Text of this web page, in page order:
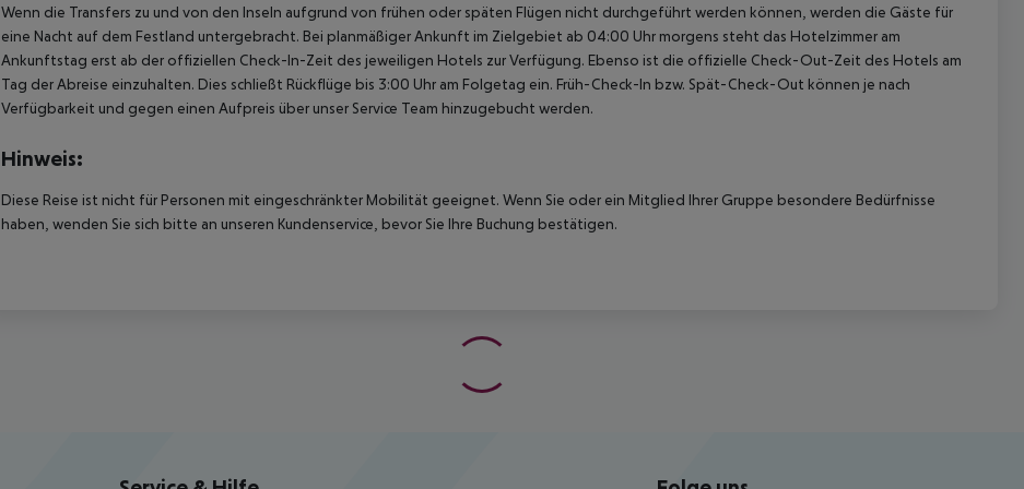
Wenn die Transfers zu und von den Inseln aufgrund von frühen oder späten Flügen nicht durchgeführt werden können, werden die Gäste für
eine Nacht auf dem Festland untergebracht. Bei planmäßiger Ankunft im Zielgebiet ab 04:00 Uhr morgens steht das Hotelzimmer am
Ankunftstag erst ab der offiziellen Check-In-Zeit des jeweiligen Hotels zur Verfügung. Ebenso ist die offizielle Check-Out-Zeit des Hotels am
Tag der Abreise einzuhalten. Dies schließt Rückflüge bis 3:00 Uhr am Folgetag ein. Früh-Check-In bzw. Spät-Check-Out können je nach
Verfügbarkeit und gegen einen Aufpreis über unser Service Team hinzugebucht werden.
Hinweis:
Diese Reise ist nicht für Personen mit eingeschränkter Mobilität geeignet. Wenn Sie oder ein Mitglied Ihrer Gruppe besondere Bedürfnisse
haben, wenden Sie sich bitte an unseren Kundenservice, bevor Sie Ihre Buchung bestätigen.